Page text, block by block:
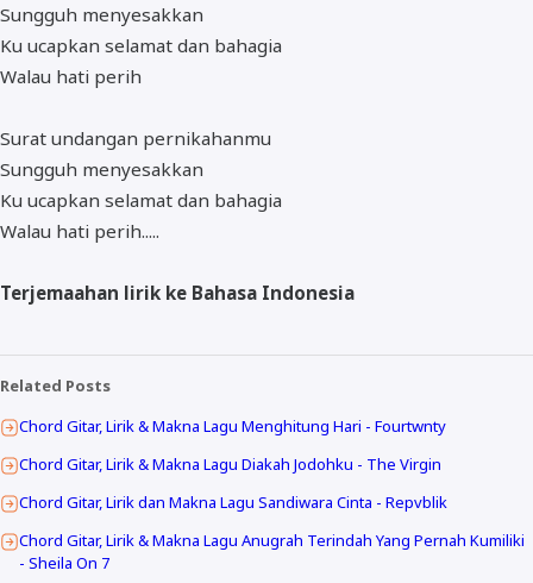
Sungguh menyesakkan
Ku ucapkan selamat dan bahagia
Walau hati perih
Surat undangan pernikahanmu
Sungguh menyesakkan
Ku ucapkan selamat dan bahagia
Walau hati perih.....
Terjemaahan lirik ke Bahasa Indonesia
Related Posts
Chord Gitar, Lirik & Makna Lagu Menghitung Hari - Fourtwnty
Chord Gitar, Lirik & Makna Lagu Diakah Jodohku - The Virgin
Chord Gitar, Lirik dan Makna Lagu Sandiwara Cinta - Repvblik
Chord Gitar, Lirik & Makna Lagu Anugrah Terindah Yang Pernah Kumiliki
- Sheila On 7